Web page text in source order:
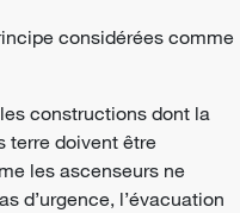
considérées comme
constructions dont la
terre doivent être
les ascenseurs ne
d’urgence, l’évacuation